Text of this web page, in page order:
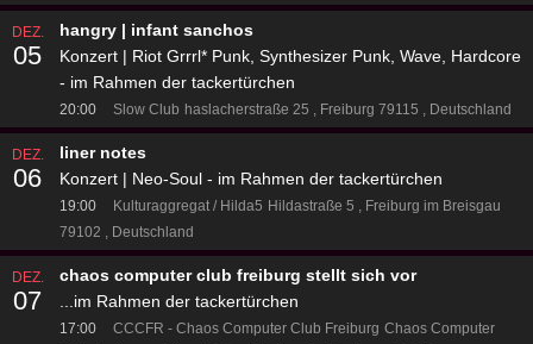
DEZ.
05
hangry | infant sanchos
Konzert | Riot Grrrl* Punk, Synthesizer Punk, Wave, Hardcore
- im Rahmen der tackertürchen
20:00 Slow Club haslacherstraße 25 Freiburg 79115 Deutschland
DEZ.
06
liner notes
Konzert | Neo-Soul - im Rahmen der tackertürchen
19:00 Kulturaggregat / Hilda5 Hildastraße 5
Freiburg im Breisgau
79102
Deutschland
DEZ.
07
chaos computer club freiburg stellt sich vor
...im Rahmen der tackertürchen
17:00 CCCFR - Chaos Computer Club Freiburg Chaos Computer